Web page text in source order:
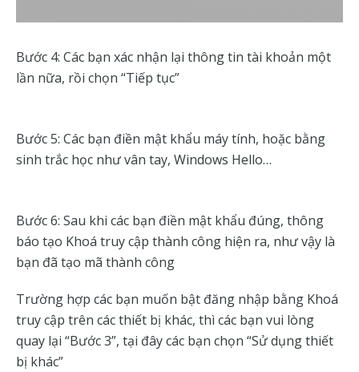
Bước 4: Các bạn xác nhận lại thông tin tài khoản một
lần nữa, rồi chọn “Tiếp tục”
Bước 5: Các bạn điền mật khẩu máy tính, hoặc bằng
sinh trắc học như vân tay, Windows Hello…
Bước 6: Sau khi các bạn điền mật khẩu đúng, thông
báo tạo Khoá truy cập thành công hiện ra, như vậy là
bạn đã tạo mã thành công
Trường hợp các bạn muốn bật đăng nhập bằng Khoá
truy cập trên các thiết bị khác, thì các bạn vui lòng
quay lại “Bước 3”, tại đây các bạn chọn “Sử dụng thiết
bị khác”